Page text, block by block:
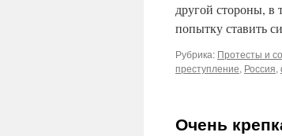
другой стороны, в
попытку ставить
Рубрика: Протесты и
преступление, Россия,
Очень